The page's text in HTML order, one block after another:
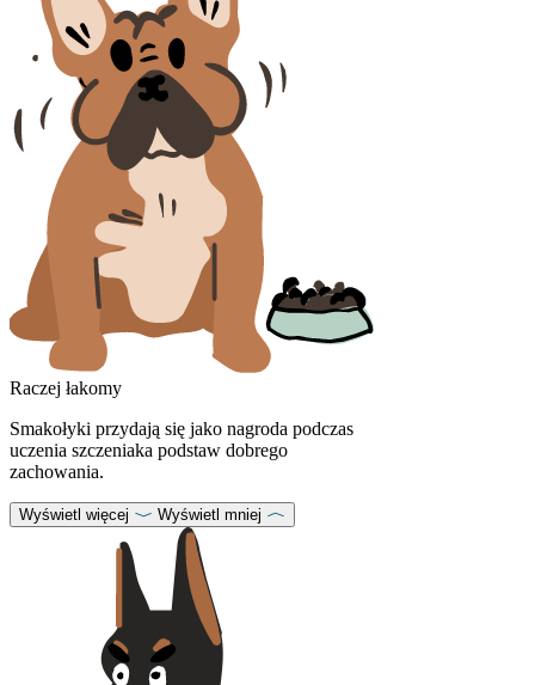
Raczej łakomy
Smakołyki przydają się jako nagroda podczas
uczenia szczeniaka podstaw dobrego
zachowania.
Wyświetl więcej Wyświetl mniej